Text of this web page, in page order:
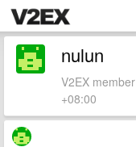
nulun
V2EX
+08:00